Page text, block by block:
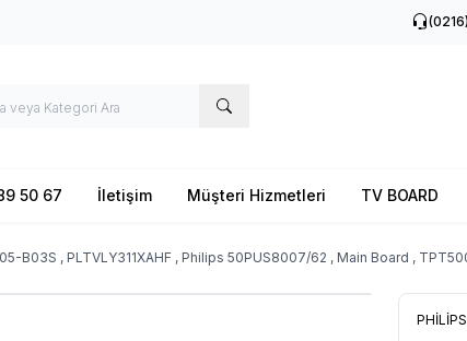
50 67 İletişim Müşteri Hizmetleri TV BOARD
B03S , PLTVLY311XAHF , Philips 50PUS8007/62 , Main Board ,
PHİLİPS